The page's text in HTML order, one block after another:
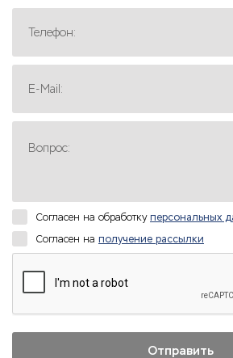
Телефон:
E-Mail:
Вопрос:
Согласен на обработкуперсональных
Согласен на получение рассылки